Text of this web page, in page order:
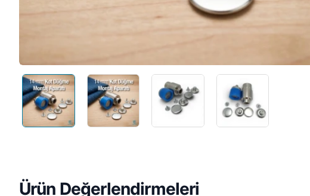
Ürün Değerlendirmeleri